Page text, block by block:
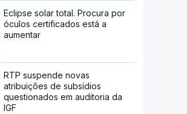
Eclipse solar total. Procura por
óculos certificados está a
aumentar
RTP suspende novas
atribuições de subsídios
questionados em auditoria da
IGF